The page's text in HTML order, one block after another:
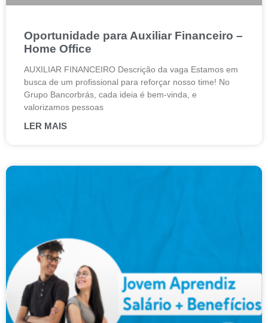
Oportunidade para Auxiliar Financeiro –
Home Office
AUXILIAR FINANCEIRO Descrição da vaga Estamos em
busca de um profissional para reforçar nosso time! No
Grupo Bancorbrás, cada ideia é bem-vinda, e
valorizamos pessoas
LER MAIS